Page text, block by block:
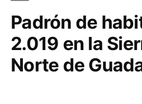
Padrón de
2.019 en la
Norte de